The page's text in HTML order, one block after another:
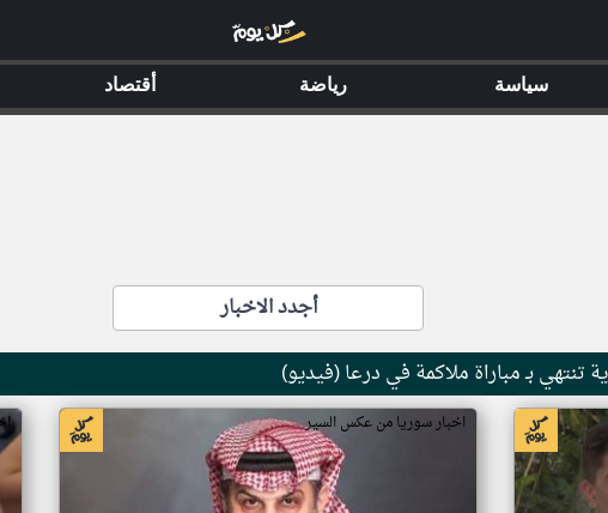
أجدد الاخبار
تنتهي بـ مباراة ملاكمة في درعا (فيديو)
اخبار سوريا من عكس السير
سياسة رياضة أقتصاد